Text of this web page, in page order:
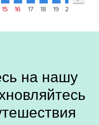
15 16 17 18 19 20
на нашу